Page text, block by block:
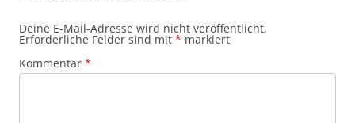
Deine E-Mail-Adresse wird nicht veröffentlicht.
Erforderliche Felder sind mit * markiert
Kommentar *